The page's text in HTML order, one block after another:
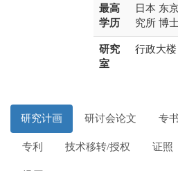
最高
学历
日本 东
究所 博
研究
室
行政大
研究计画 研讨会论文 专
专利 技术移转/授权 证照